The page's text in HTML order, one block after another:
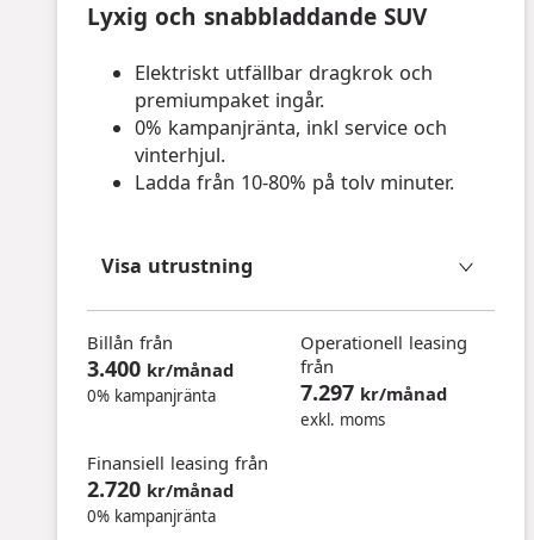
Lyxig och snabbladdande SUV
Elektriskt utfällbar dragkrok och
premiumpaket ingår.
0% kampanjränta, inkl service och
vinterhjul.
Ladda från 10-80% på tolv minuter.
Visa utrustning
Billån från
3.400kr/månad
0% kampanjränta
Operationell leasing
från
7.297 kr/månad
exkl. moms
Finansiell leasing från
2.720kr/månad
0% kampanjränta